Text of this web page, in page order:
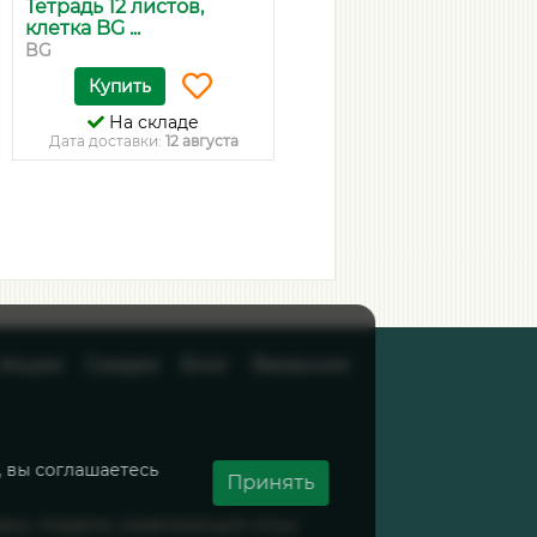
Тетрадь 12 листов,
клетка BG ...
BG
Купить
На складе
Дата доставки: 12 августа
соглашаетесь
Принять